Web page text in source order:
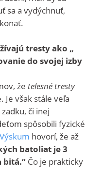
sa a vydýchnuť,
tresty ako „
do svojej izby
že telesné tresty
však stále veľa
či inej
spôsobili fyzické
Výskum hovorí, že až
batoliat je 3
bitá.“ Čo je prakticky